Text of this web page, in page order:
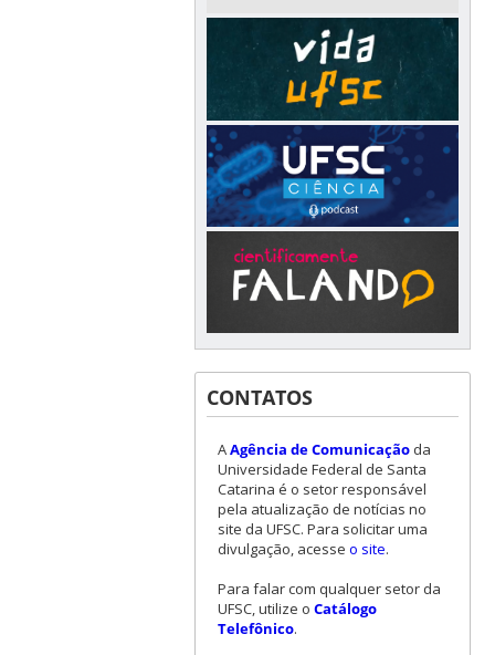
CONTATOS
AAgência de Comunicaçãoda
Universidade Federal de Santa
Catarina é o setor responsável
pela atualização de notícias no
site da UFSC. Para solicitar uma
divulgação, acesse o site.
Para falar com qualquer setor da
UFSC, utilize o Catálogo
Telefônico.